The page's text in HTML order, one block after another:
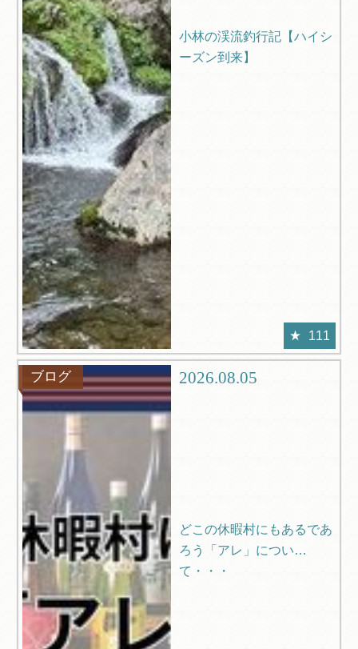
小林の渓流釣行記【ハイシ
ーズン到来】
111
ブログ 2026.08.05
どこの休暇村にもあるであ
ろう「アレ」につい
て・・・